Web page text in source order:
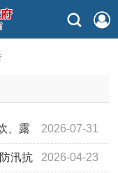
2026-07-31
、露
2026-04-23
汛抗